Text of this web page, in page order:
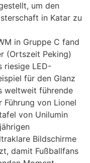
um den
in Katar zu
in Gruppe C fand
(Ortszeit Peking)
riesige LED-
für den Glanz
weltweit führende
Führung von Lionel
von Unilumin
Bildschirme
damit Fußballfans